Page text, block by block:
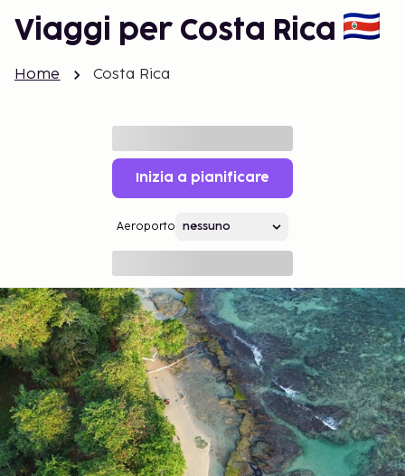
Viaggi per Costa Rica
Home Costa Rica
Inizia a pianificare
Aeroporto